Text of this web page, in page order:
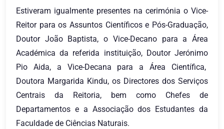
Estiveram igualmente presentes na cerimónia o Vice-
Reitor para os Assuntos Científicos e Pós-Graduação,
Doutor João Baptista, o Vice-Decano para a Área
Académica da referida instituição, Doutor Jerónimo
Pio Aida, a Vice-Decana para a Área Científica,
Doutora Margarida Kindu, os Directores dos Serviços
Centrais da Reitoria, bem como Chefes de
Departamentos e a Associação dos Estudantes da
Faculdade de Ciências Naturais.